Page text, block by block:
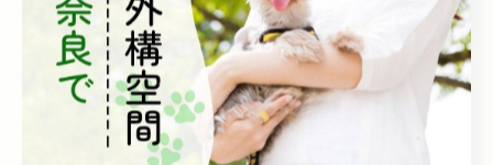
ニケーションがトラブル回避に役立ちます。工事の進捗
をこまめにチェックすることも大切です。
外構工事費用を下げる素材や工法の選び方
外構工事費用を下げるためには、コストパフォーマンス